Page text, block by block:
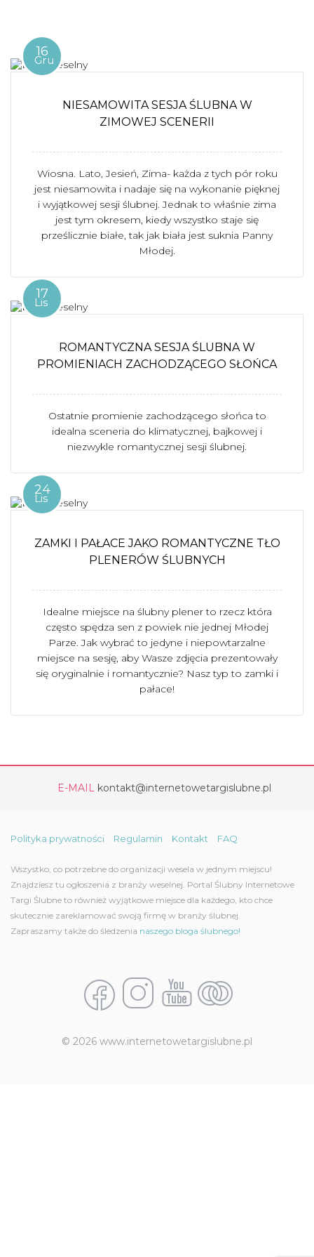
16
Gru
NIESAMOWITA SESJA ŚLUBNA W
ZIMOWEJ SCENERII
Wiosna. Lato, Jesień, Zima- każda z tych pór roku
jest niesamowita i nadaje się na wykonanie pięknej
i wyjątkowej sesji ślubnej. Jednak to właśnie zima
jest tym okresem, kiedy wszystko staje się
prześlicznie białe, tak jak biała jest suknia Panny
Młodej.
17
Lis
ROMANTYCZNA SESJA ŚLUBNA W
PROMIENIACH ZACHODZĄCEGO SŁOŃCA
Ostatnie promienie zachodzącego słońca to
idealna sceneria do klimatycznej, bajkowej i
niezwykle romantycznej sesji ślubnej.
24
Lis
ZAMKI I PAŁACE JAKO ROMANTYCZNE TŁO
PLENERÓW ŚLUBNYCH
Idealne miejsce na ślubny plener to rzecz która
często spędza sen z powiek nie jednej Młodej
Parze. Jak wybrać to jedyne i niepowtarzalne
miejsce na sesję, aby Wasze zdjęcia prezentowały
się oryginalnie i romantycznie? Nasz typ to zamki i
pałace!
E-MAIL kontakt@internetowetargislubne.pl
Polityka prywatności Regulamin Kontakt FAQ
Wszystko, co potrzebne do organizacji wesela w jednym miejscu!
Znajdziesz tu ogłoszenia z branży weselnej. Portal Ślubny Internetowe
Targi Ślubne to również wyjątkowe miejsce dla każdego, kto chce
skutecznie zareklamować swoją firmę w branży ślubnej.
Zapraszamy także do śledzenia naszego bloga ślubnego!
© 2026 www.internetowetargislubne.pl